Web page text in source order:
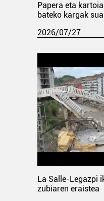
Papera eta
bateko kargak
2026/07/27
La Salle-Legazpi
zubiaren eraistea